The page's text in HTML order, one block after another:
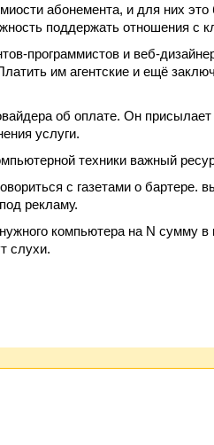
абонемента, и для них
поддержать отношения с
программистов и веб-
им агентские и ещё
об оплате. Он
услуги.
техники важный
с газетами о бартере.
рекламу.
компьютера на N сумму в
слухи.